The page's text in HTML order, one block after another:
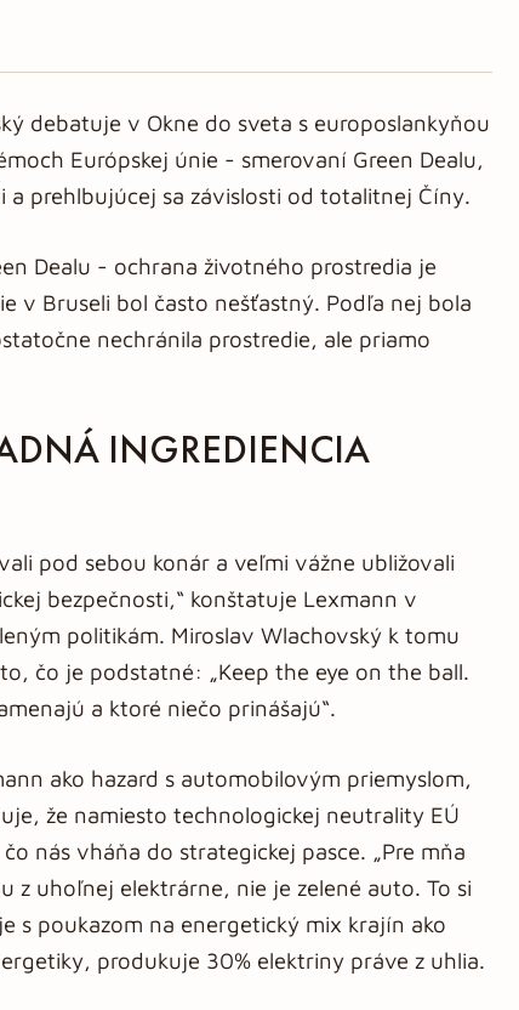
debatuje v Okne do sveta s europoslankyňou
Európskej únie - smerovaní Green Dealu,
prehlbujúcej sa závislosti od totalitnej Číny.
Dealu - ochrana životného prostredia je
v Bruseli bol často nešťastný. Podľa nej bola
nechránila prostredie, ale priamo
INGREDIENCIA
pod sebou konár a veľmi vážne ubližovali
bezpečnosti,“ konštatuje Lexmann v
politikám. Miroslav Wlachovský k tomu
čo je podstatné: „Keep the eye on the ball.
a ktoré niečo prinášajú“.
ako hazard s automobilovým priemyslom,
že namiesto technologickej neutrality EÚ
nás vháňa do strategickej pasce. „Pre mňa
uhoľnej elektrárne, nie je zelené auto. To si
s poukazom na energetický mix krajín ako
produkuje 30% elektriny práve z uhlia.